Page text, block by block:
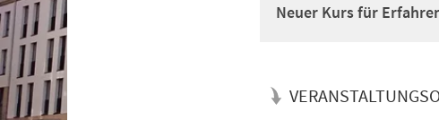
Neuer Kurs für